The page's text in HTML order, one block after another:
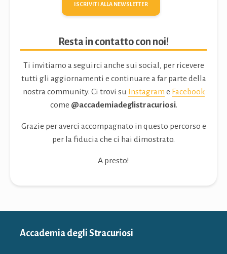
ISCRIVITI ALLA NEWSLETTER
Resta in contatto con noi!
Ti invitiamo a seguirci anche sui social, per ricevere
tutti gli aggiornamenti e continuare a far parte della
nostra community. Ci trovi su Instagram e Facebook
come @accademiadeglistracuriosi.
Grazie per averci accompagnato in questo percorso e
per la fiducia che ci hai dimostrato.
A presto!
Accademia degli Stracuriosi